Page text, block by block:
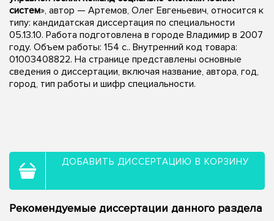
систем», автор — Артемов, Олег Евгеньевич, относится к
типу: кандидатская диссертация по специальности
05.13.10. Работа подготовлена в городе Владимир в 2007
году. Объем работы: 154 с.. Внутренний код товара:
01003408822. На странице представлены основные
сведения о диссертации, включая название, автора, год,
город, тип работы и шифр специальности.
ДОБАВИТЬ ДИССЕРТАЦИЮ В КОРЗИНУ
Рекомендуемые диссертации данного раздела